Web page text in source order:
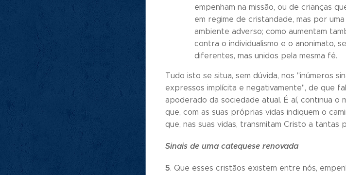
empenham na missão, ou de crianças
em regime de cristandade, mas por
ambiente adverso; como aumentam
contra o individualismo e o anonimato,
diferentes, mas unidos pela mesma fé.
Tudo isto se situa, sem dúvida, nos "inúmeros
expressos implícita e negativamente", de que
apoderado da sociedade atual. É aí, continua
que, com as suas próprias vidas indiquem o
que, nas suas vidas, transmitam Cristo a tantas
Sinais de uma catequese renovada
5. Que esses cristãos existem entre nós,